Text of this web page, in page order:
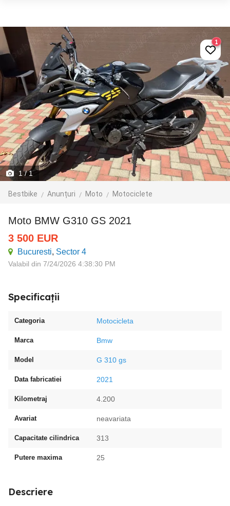
1 / 1
Bestbike Anunțuri Moto Motociclete
1
moto BMW G310 GS 2021
3 500 EUR
Bucuresti, Sector 4
Valabil din 7/24/2026 4:38:30 PM
Specificații
Categoria Motocicleta
Marca Bmw
Model G 310 gs
Data fabricatiei 2021
Kilometraj 4.200
Avariat neavariata
Capacitate cilindrica 313
Putere maxima 25
Descriere